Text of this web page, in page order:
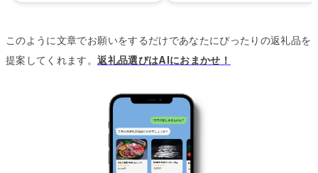
このように文章でお願いをするだけであなたにぴったりの返礼品を
提案してくれます。返礼品選びはAIにおまかせ！